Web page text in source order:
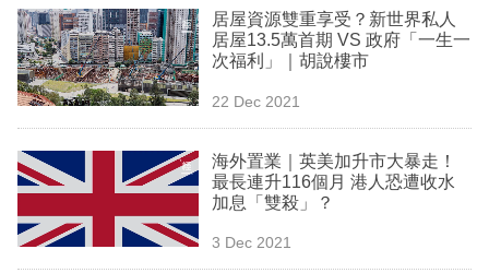
居屋資源雙重享受？新世界私人
居屋13.5萬首期 VS 政府「一生一
次福利」｜胡說樓市
22 Dec 2021
海外置業｜英美加升市大暴走！
最長連升116個月 港人恐遭收水
加息「雙殺」？
3 Dec 2021